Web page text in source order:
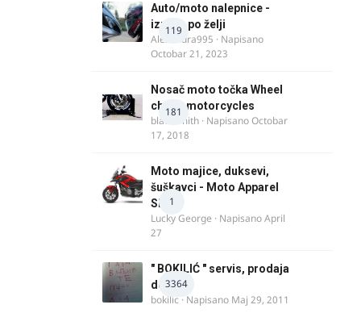
119
Auto/moto nalepnice -
izrada po želji
Alexandra995 · Napisano
Octobar 21, 2023
181
Nosač moto točka Wheel
chock motorcycles
blacksmith · NapisanoOctobar
17, 2018
1
Moto majice, duksevi,
šuškavci - Moto Apparel
SRB
Lucky George · NapisanoApril
27
3364
" BOKILIĆ " servis, prodaja
delova
bokilic · Napisano Maj 29, 2011